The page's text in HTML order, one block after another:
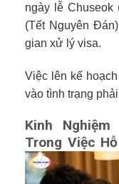
ngày lễ Chuseok
(Tết Nguyên
gian xử lý visa.
Việc lên kế
vào tình trạng
Kinh
Trong Việc